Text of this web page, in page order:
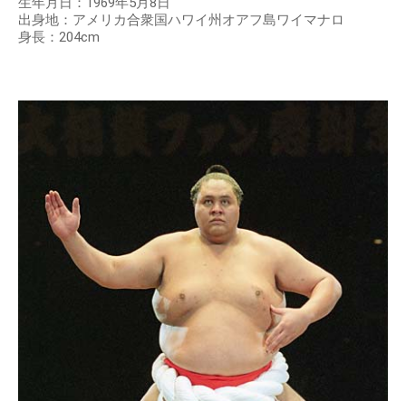
出身地：アメリカ合衆国ハワイ州オアフ島ワイマナロ
身長：204cm